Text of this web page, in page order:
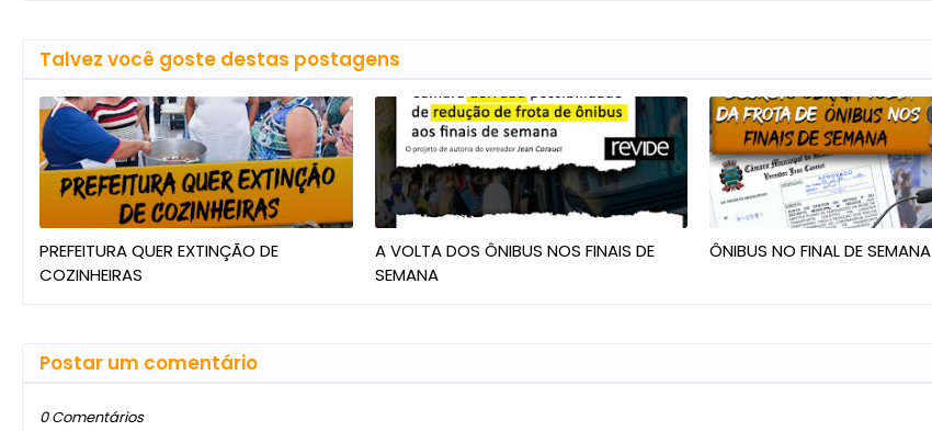
Talvez você goste destas postagens
PREFEITURA QUER EXTINÇÃO DE
COZINHEIRAS
A VOLTA DOS ÔNIBUS NOS FINAIS DE
SEMANA
ÔNIBUS NO FINAL DE SEMANA
Postar um comentário
0 Comentários